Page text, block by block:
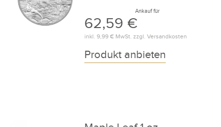
Ankauf für
62,59 €
inkl. 9,99 €MwSt. zzgl. Versandkosten
Produkt anbieten